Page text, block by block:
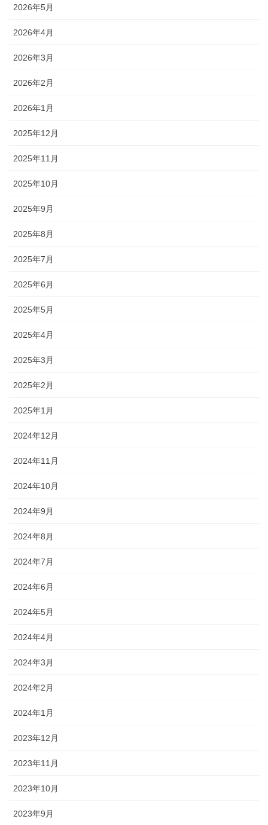
2026年5月
2026年4月
2026年3月
2026年2月
2026年1月
2025年12月
2025年11月
2025年10月
2025年9月
2025年8月
2025年7月
2025年6月
2025年5月
2025年4月
2025年3月
2025年2月
2025年1月
2024年12月
2024年11月
2024年10月
2024年9月
2024年8月
2024年7月
2024年6月
2024年5月
2024年4月
2024年3月
2024年2月
2024年1月
2023年12月
2023年11月
2023年10月
2023年9月